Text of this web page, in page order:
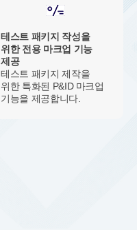
테스트 패키지 작성을
위한 전용 마크업 기능
제공
테스트 패키지 제작을
위한 특화된 P&ID 마크업
기능을 제공합니다.